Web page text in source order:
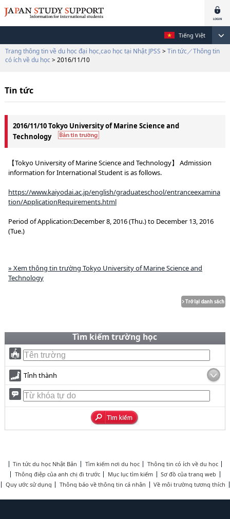
Tiếng Việt
Trang thông tin về du học đại học,cao học tại Nhật JPSS > Tin tức／Thông tin
có ích về du học > 2016/11/10
Tin tức
2016/11/10 Tokyo University of Marine Science and
Technology
【Tokyo University of Marine Science and Technology】 Admission
information for International Student is as follows.
https://www.kaiyodai.ac.jp/english/graduateschool/entranceexamina
tion/ApplicationRequirements.html
Period of Application:December 8, 2016 (Thu.) to December 13, 2016
(Tue.)
» Xem thông tin trường Tokyo University of Marine Science and
Technology
Tìm kiếm trường học
Tỉnh thành
Tin tức du học Nhật Bản Tìm kiếm nơi du học
Thông tin có ích về du học
Thông điệp của anh chị đi trước
Mục lục tìm kiếm
Sơ đồ của trang web
Quy ước sử dụng
Thông báo về thông tin cá nhân Về môi trường tương thích